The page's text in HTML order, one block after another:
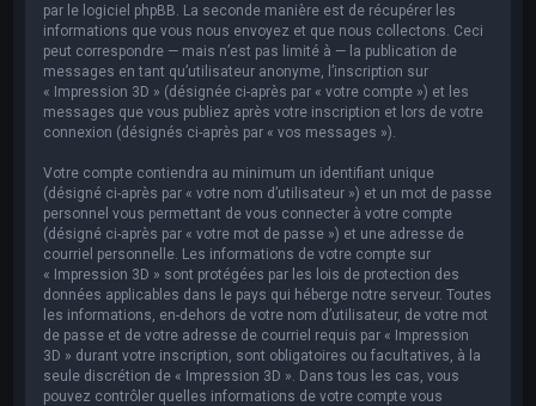
par le logiciel phpBB. La seconde manière est de récupérer les
informations que vous nous envoyez et que nous collectons. Ceci
peut correspondre — mais n’est pas limité à — la publication de
messages en tant qu’utilisateur anonyme, l’inscription sur
« Impression 3D » (désignée ci-après par « votre compte ») et les
messages que vous publiez après votre inscription et lors de votre
connexion (désignés ci-après par « vos messages »).
Votre compte contiendra au minimum un identifiant unique
(désigné ci-après par « votre nom d’utilisateur ») et un mot de passe
personnel vous permettant de vous connecter à votre compte
(désigné ci-après par « votre mot de passe ») et une adresse de
courriel personnelle. Les informations de votre compte sur
« Impression 3D » sont protégées par les lois de protection des
données applicables dans le pays qui héberge notre serveur. Toutes
les informations, en-dehors de votre nom d’utilisateur, de votre mot
de passe et de votre adresse de courriel requis par « Impression
3D » durant votre inscription, sont obligatoires ou facultatives, à la
seule discrétion de « Impression 3D ». Dans tous les cas, vous
pouvez contrôler quelles informations de votre compte vous